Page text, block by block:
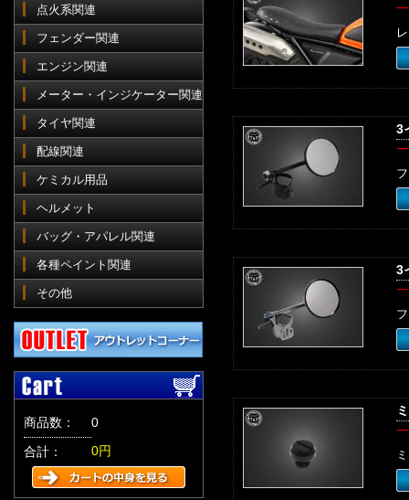
点火系関連
フェンダー関連
エンジン関連
メーター・インジケーター関連
タイヤ関連
配線関連
ケミカル用品
ヘルメット
バッグ・アパレル関連
各種ペイント関連
その他
商品数：
0
合計：
0円
3
3